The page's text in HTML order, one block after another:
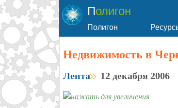
Полигон
Полигон
Недвижимость в
Лента 12 декабря 2006